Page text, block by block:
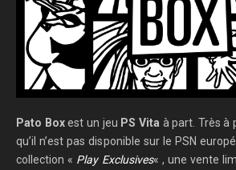
Pato Boxest un jeu PS Vita à part. Très à
qu’il n’est pas disponible sur le PSN
collection « Play Exclusives« , une vente